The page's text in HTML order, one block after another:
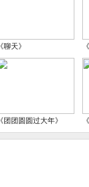
《聊天》
《团团圆圆过大年》